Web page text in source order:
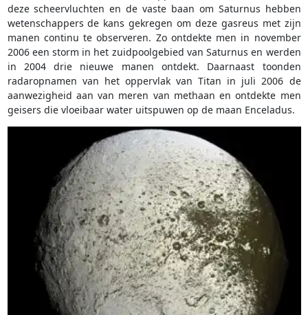
deze scheervluchten en de vaste baan om Saturnus hebben
wetenschappers de kans gekregen om deze gasreus met zijn
manen continu te observeren. Zo ontdekte men in november
2006 een storm in het zuidpoolgebied van Saturnus en werden
in 2004 drie nieuwe manen ontdekt. Daarnaast toonden
radaropnamen van het oppervlak van Titan in juli 2006 de
aanwezigheid aan van meren van methaan en ontdekte men
geisers die vloeibaar water uitspuwen op de maan Enceladus.